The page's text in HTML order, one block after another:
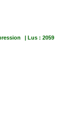
| Lus : 2059